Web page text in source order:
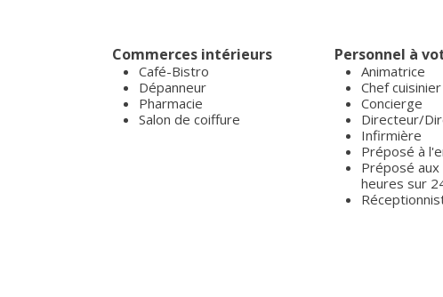
Commerces intérieurs
Café-Bistro
Dépanneur
Pharmacie
Salon de coiffure
Personnel à
Animatrice
Chef cuisinier
Concierge
Directeur/
Infirmière
Préposé à
Préposé
heures sur